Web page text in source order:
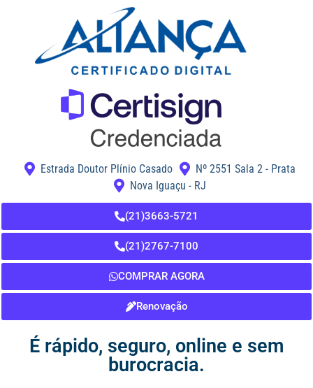
Estrada Doutor Plínio Casado
Nº 2551 Sala 2 - Prata
Nova Iguaçu - RJ
(21)3663-5721
(21)2767-7100
COMPRAR AGORA
Renovação
É rápido, seguro, online e sem
burocracia.